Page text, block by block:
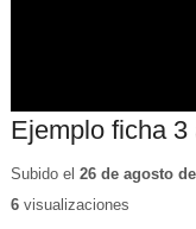
Ejemplo ficha 3
Subido el 26 de agosto
6visualizaciones